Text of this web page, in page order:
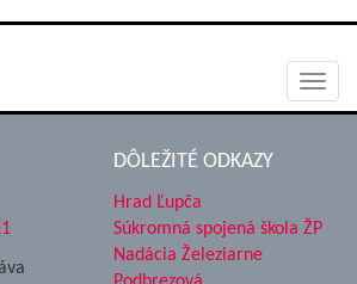
DÔLEŽITÉ ODKAZY
Hrad Ľupča
Súkromná spojená škola ŽP
Nadácia Železiarne